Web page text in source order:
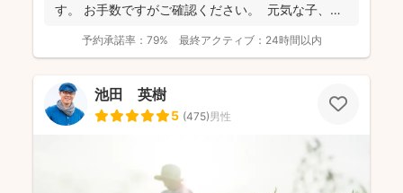
す。 お手数ですがご確認ください。 元気な子、人
予約承諾率： 79% 最終アクティブ： 24時間以内
池田 英樹
5 (475)男性